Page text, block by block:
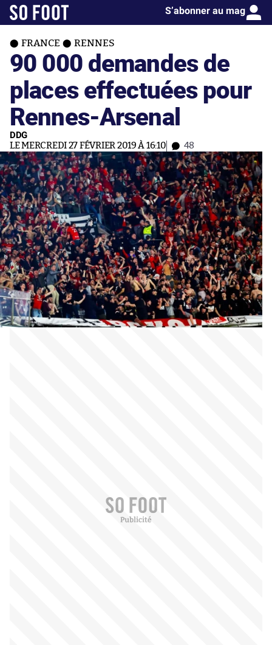
S’abonner au mag
FRANCE RENNES
90 000 demandes de
places effectuées pour
Rennes-Arsenal
DDG
LE MERCREDI 27 FÉVRIER 2019 À 16:10 48